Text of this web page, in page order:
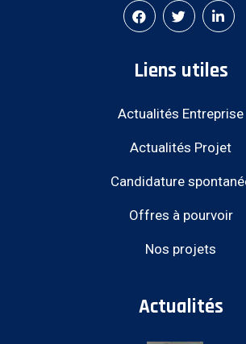
Liens utiles
Actualités Entreprise
Actualités Projet
Candidature
Offres à pourvoir
Nos projets
Actualités